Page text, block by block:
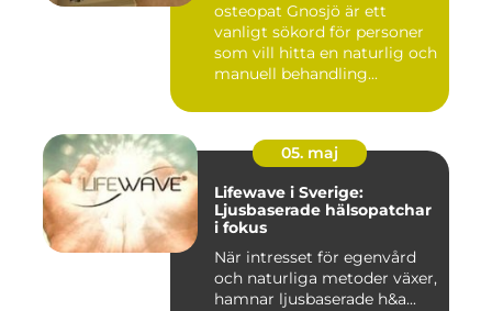
osteopat Gnosjö är ett
vanligt sökord för personer
som vill hitta en naturlig och
manuell behandling...
05. maj
Lifewave i Sverige:
Ljusbaserade hälsopatchar
i fokus
När intresset för egenvård
och naturliga metoder växer,
hamnar ljusbaserade h&a...